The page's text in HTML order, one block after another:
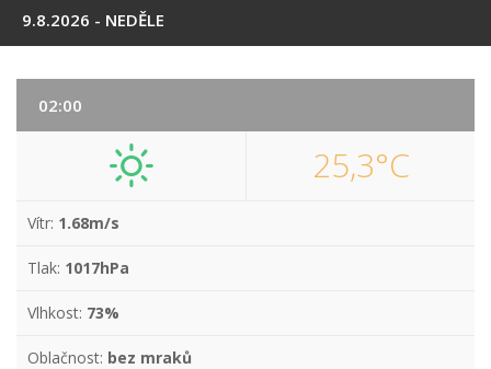
9.8.2026 - NEDĚLE
02:00
25,3°C
Vítr: 1.68m/s
Tlak: 1017hPa
Vlhkost: 73%
Oblačnost: bez mraků